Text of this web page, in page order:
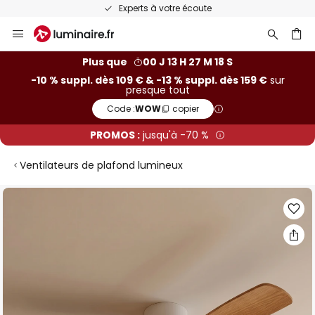
Experts à votre écoute
Allez
au
Plus que
00 J 13 H 27 M 17 S
-10 % suppl. dès 109 € & -13 % suppl. dès 159 €sur
presque tout
Code :WOW copier
PROMOS : jusqu'à -70 %
Ventilateurs de plafond lumineux
Skip